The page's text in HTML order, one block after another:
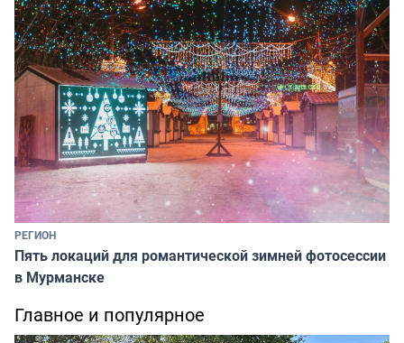
РЕГИОН
Пять локаций для романтической зимней фотосессии
в Мурманске
Главное и популярное